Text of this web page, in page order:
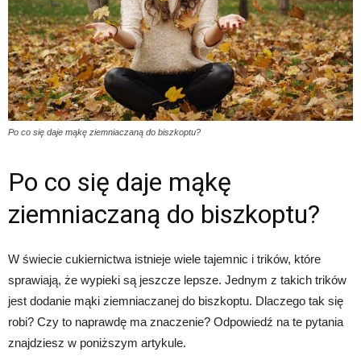
Po co się daje mąkę ziemniaczaną do biszkoptu?
Po co się daje mąkę
ziemniaczaną do biszkoptu?
W świecie cukiernictwa istnieje wiele tajemnic i trików, które
sprawiają, że wypieki są jeszcze lepsze. Jednym z takich trików
jest dodanie mąki ziemniaczanej do biszkoptu. Dlaczego tak się
robi? Czy to naprawdę ma znaczenie? Odpowiedź na te pytania
znajdziesz w poniższym artykule.